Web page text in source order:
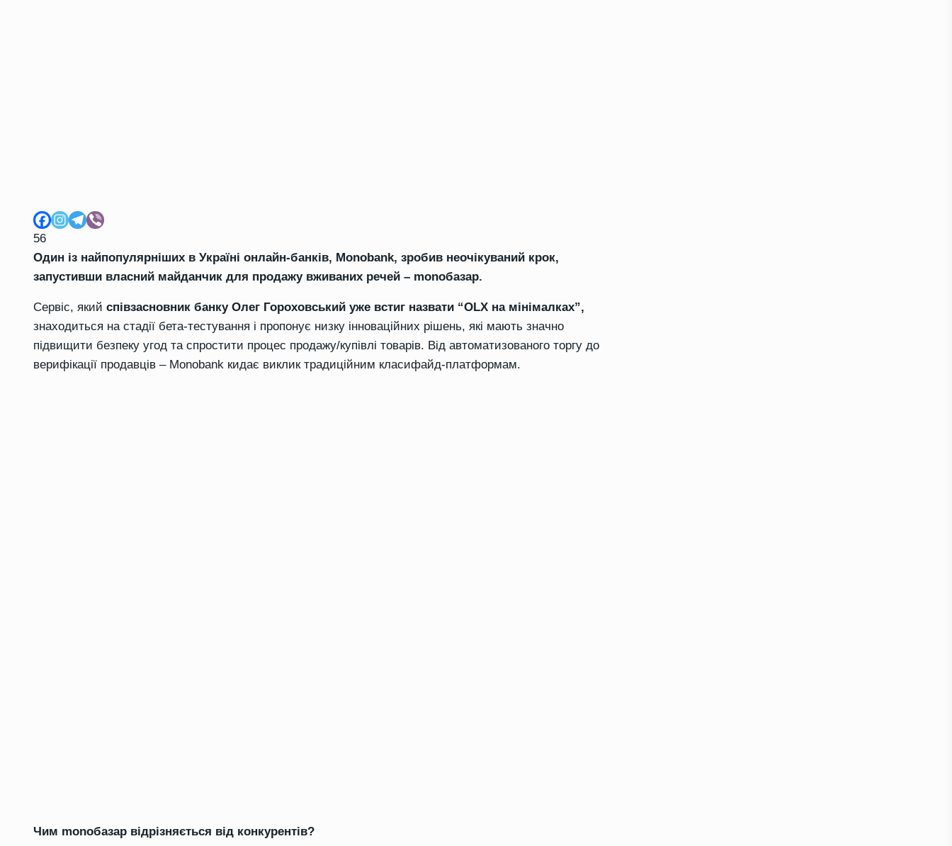
56
Один із найпопулярніших в Україні онлайн-банків, Monobank, зробив неочікуваний крок,
запустивши власний майданчик для продажу вживаних речей – monобазар.
Сервіс, який співзасновник банку Олег Гороховський уже встиг назвати “OLX на мінімалках”,
знаходиться на стадії бета-тестування і пропонує низку інноваційних рішень, які мають значно
підвищити безпеку угод та спростити процес продажу/купівлі товарів. Від автоматизованого торгу до
верифікації продавців – Monobank кидає виклик традиційним класифайд-платформам.
Чим monобазар відрізняється від конкурентів?